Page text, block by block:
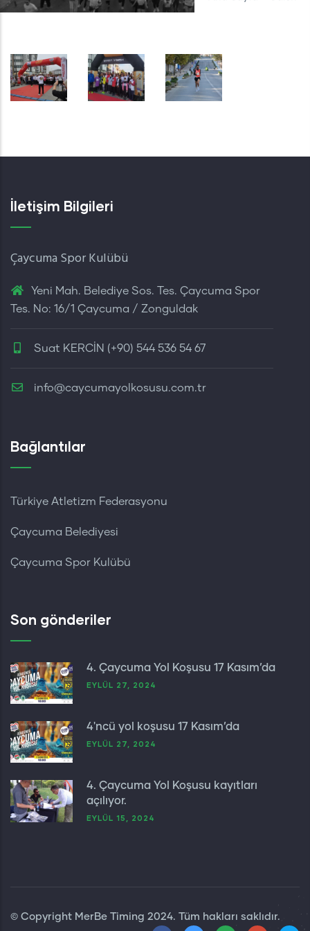
İletişim Bilgileri
Çaycuma Spor Kulübü
Yeni Mah. Belediye Sos. Tes. Çaycuma Spor
Tes. No: 16/1 Çaycuma / Zonguldak
Suat KERCİN (+90) 544 536 54 67
info@caycumayolkosusu.com.tr
Bağlantılar
Türkiye Atletizm Federasyonu
Çaycuma Belediyesi
Çaycuma Spor Kulübü
Son gönderiler
4. Çaycuma Yol Koşusu 17 Kasım’da
EYLÜL 27, 2024
4'ncü yol koşusu 17 Kasım’da
EYLÜL 27, 2024
4. Çaycuma Yol Koşusu kayıtları
açılıyor.
EYLÜL 15, 2024
© Copyright MerBe Timing 2024. Tüm hakları saklıdır.